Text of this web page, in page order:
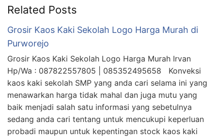
Related Posts
Grosir Kaos Kaki Sekolah Logo Harga Murah di
Purworejo
Grosir Kaos Kaki Sekolah Logo Harga Murah Irvan
Hp/Wa : 087822557805 | 085352495658 Konveksi
kaos kaki sekolah SMP yang anda cari selama ini yang
menawarkan harga tidak mahal dan juga mutu yang
baik menjadi salah satu informasi yang sebetulnya
sedang anda cari tentang untuk mencukupi keperluan
probadi maupun untuk kepentingan stock kaos kaki